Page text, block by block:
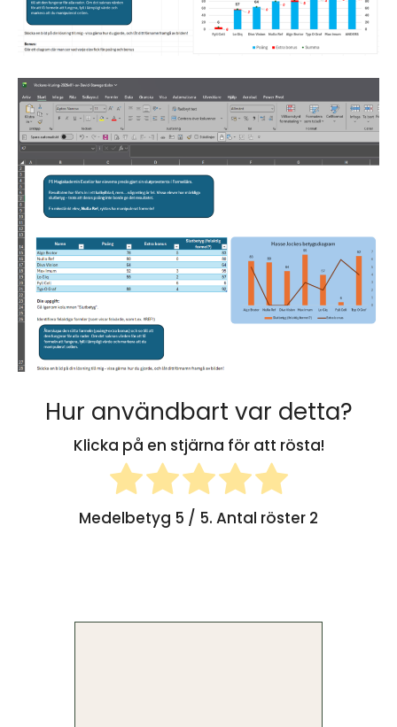
Hur användbart var detta?
Klicka på en stjärna för att rösta!
Medelbetyg 5 / 5. Antal röster 2